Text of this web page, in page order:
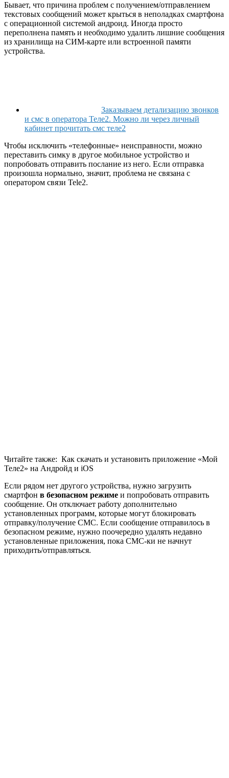
Бывает, что причина проблем с получением/отправлением
текстовых сообщений может крыться в неполадках смартфона
с операционной системой андроид. Иногда просто
переполнена память и необходимо удалить лишние сообщения
из хранилища на СИМ-карте или встроенной памяти
устройства.
Заказываем детализацию звонков
и смс в оператора Теле2. Можно ли через личный
кабинет прочитать смс теле2
Чтобы исключить «телефонные» неисправности, можно
переставить симку в другое мобильное устройство и
попробовать отправить послание из него. Если отправка
произошла нормально, значит, проблема не связана с
оператором связи Tele2.
Читайте также: Как скачать и установить приложение «Мой
Теле2» на Андройд и iOS
Если рядом нет другого устройства, нужно загрузить
смартфон в безопасном режиме и попробовать отправить
сообщение. Он отключает работу дополнительно
установленных программ, которые могут блокировать
отправку/получение СМС. Если сообщение отправилось в
безопасном режиме, нужно поочередно удалять недавно
установленные приложения, пока СМС-ки не начнут
приходить/отправляться.